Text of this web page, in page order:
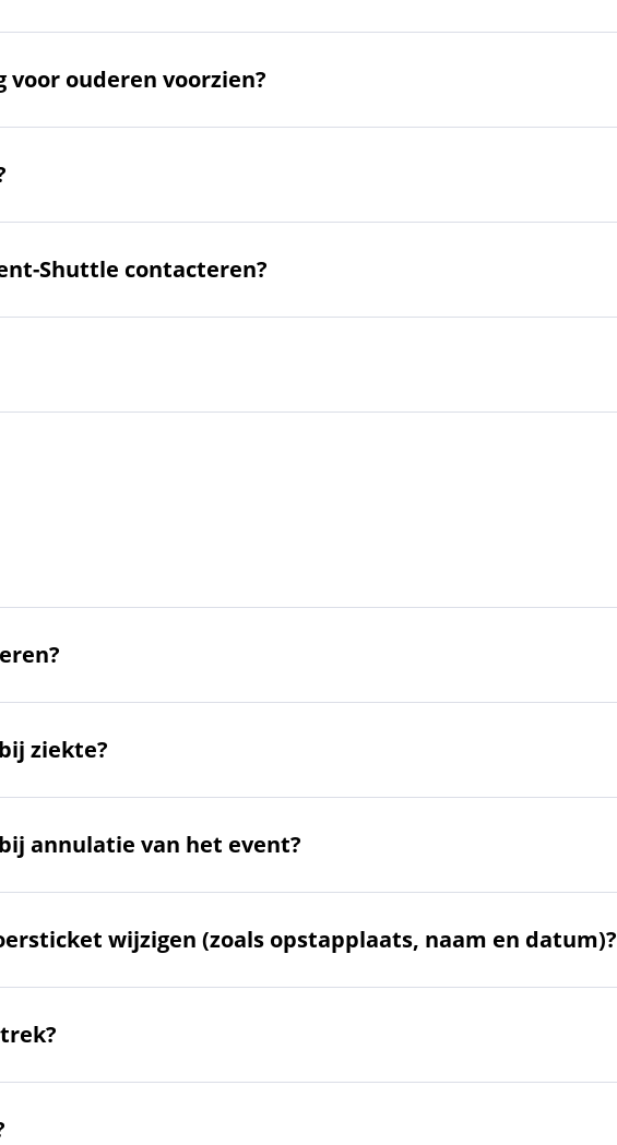
ouderen voorzien?
Shuttle contacteren?
ziekte?
annulatie van het event?
wijzigen (zoals opstapplaats, naam en datum)?